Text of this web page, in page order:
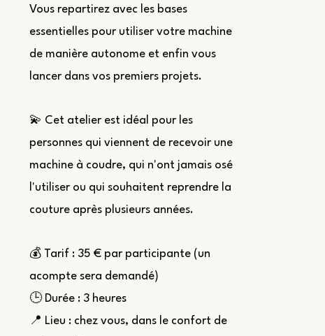
Vous repartirez avec les bases
essentielles pour utiliser votre machine
de manière autonome et enfin vous
lancer dans vos premiers projets.
💫 Cet atelier est idéal pour les
personnes qui viennent de recevoir une
machine à coudre, qui n'ont jamais osé
l'utiliser ou qui souhaitent reprendre la
couture après plusieurs années.
💰 Tarif : 35 € par participante (un
acompte sera demandé)
🕒 Durée : 3 heures
📍 Lieu : chez vous, dans le confort de